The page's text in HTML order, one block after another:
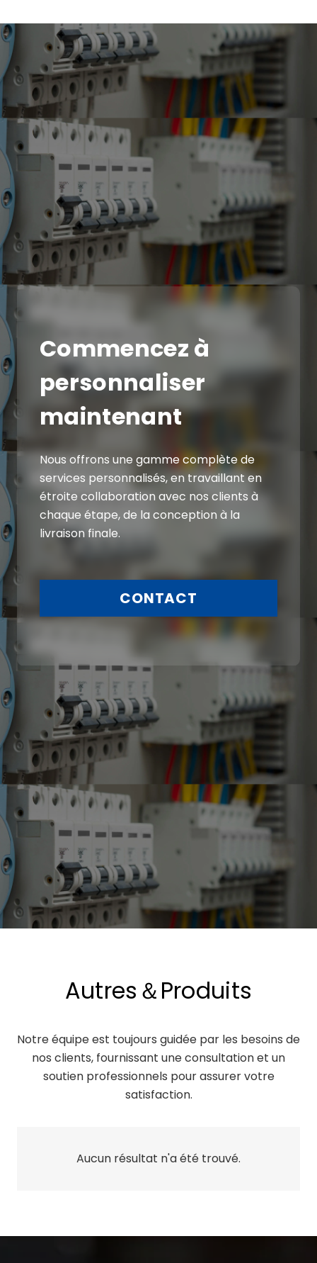
Commencez à
personnaliser
maintenant
Nous offrons une gamme complète de
services personnalisés, en travaillant en
étroite collaboration avec nos clients à
chaque étape, de la conception à la
livraison finale.
CONTACT
Autres＆Produits
Notre équipe est toujours guidée par les besoins de
nos clients, fournissant une consultation et un
soutien professionnels pour assurer votre
satisfaction.
Aucun résultat n'a été trouvé.